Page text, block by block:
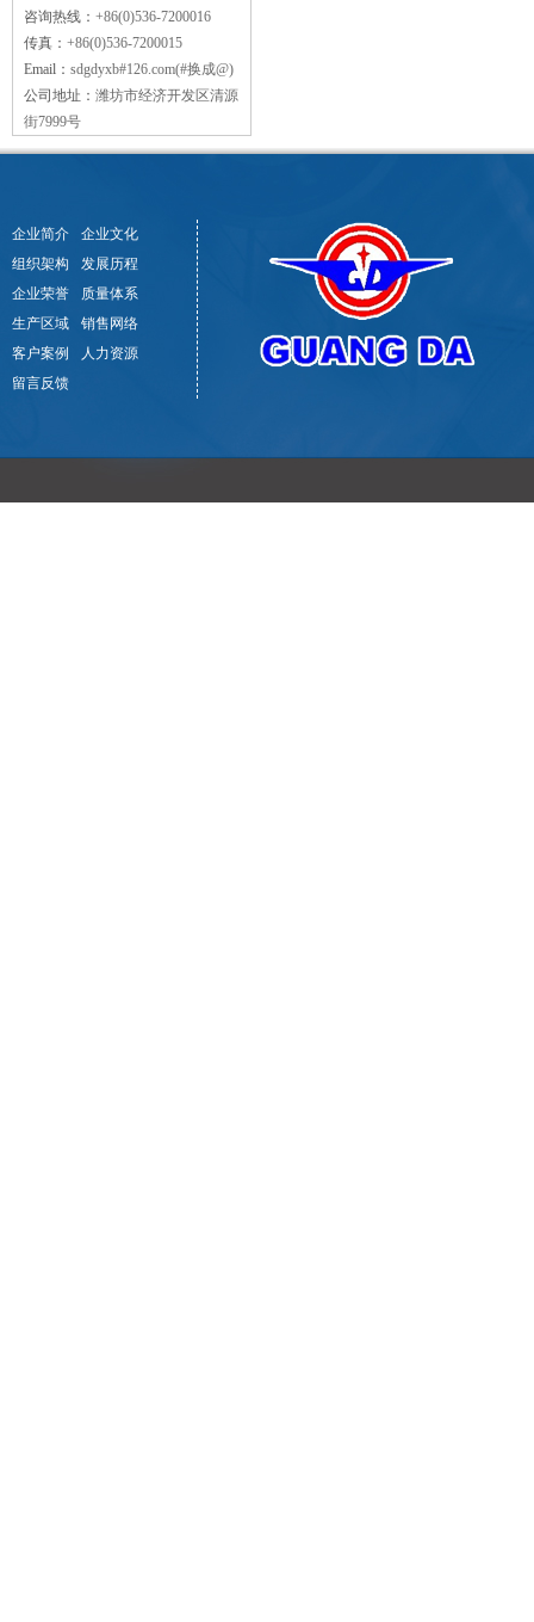
咨询热线： +86(0)536-7200016
传真： +86(0)536-7200015
Email： sdgdyxb#126.com(#换成@)
公司地址： 潍坊市经济开发区清源
街7999号
企业简介
企业文化
组织架构
发展历程
企业荣誉
质量体系
生产区域
销售网络
客户案例
人力资源
留言反馈